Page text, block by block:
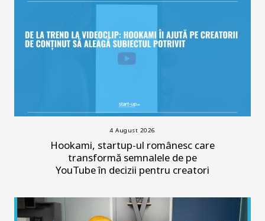
4 August 2026
Hookami, startup-ul românesc care
transformă semnalele de pe
YouTube în decizii pentru creatori